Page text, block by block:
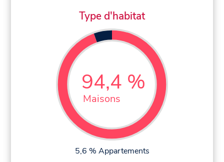
Type d'habitat
94,4 %
Maisons
5,6 % Appartements